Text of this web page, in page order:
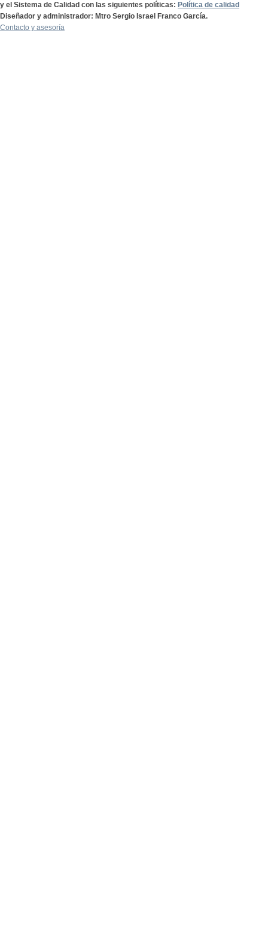
y el Sistema de Calidad con las siguientes políticas: Política de calidad
Diseñador y administrador: Mtro Sergio Israel Franco García.
Contacto y asesoría